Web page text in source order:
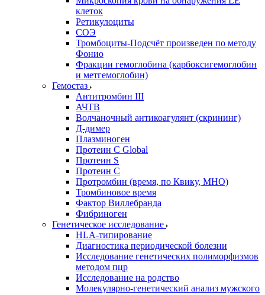
клеток
Ретикулоциты
СОЭ
Тромбоциты-Подсчёт произведен по методу
Фонио
Фракции гемоглобина (карбоксигемоглобин
и метгемоглобин)
Гемостаз
Антитромбин III
АЧТВ
Волчаночный антикоагулянт (скрининг)
Д-димер
Плазминоген
Протеин C Global
Протеин S
Протеин С
Протромбин (время, по Квику, МНО)
Тромбиновое время
Фактор Виллебранда
Фибриноген
Генетическое исследование
HLA-типирование
Диагностика периодической болезни
Исследование генетических полиморфизмов
методом пцр
Исследование на родство
Молекулярно-генетический анализ мужского